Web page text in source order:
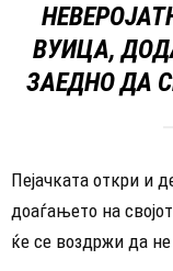
ВУИЦА,
ЗАЕДНО ДА
Пејачката откри и
доаѓањето на
ќе се воздржи да